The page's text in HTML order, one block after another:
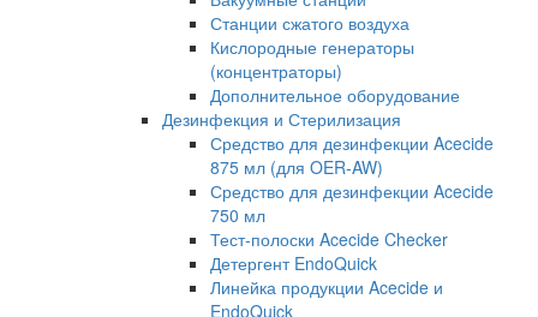
Станции сжатого воздуха
Кислородные генераторы
(концентраторы)
Дополнительное оборудование
Дезинфекция и Стерилизация
Средство для дезинфекции Acecide
875 мл (для OER-AW)
Средство для дезинфекции Acecide
750 мл
Тест-полоски Acecide Checker
Детергент EndoQuick
Линейка продукции Acecide и
EndoQuick